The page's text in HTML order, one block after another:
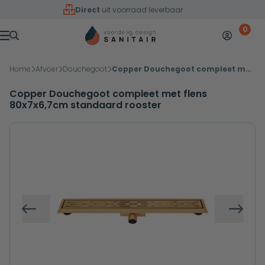
Overslaan naar inhoud
Direct uit voorraad leverbaar
Menu
Mijn 0
Home Afvoer Douchegoot Copper Douchegoot compleet met flens 80x7x6,7cm standaard rooster
Copper Douchegoot compleet met flens
80x7x6,7cm standaard rooster
Vorige